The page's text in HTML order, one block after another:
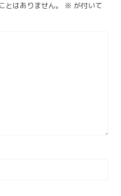
とはありません。 ※ が付いて